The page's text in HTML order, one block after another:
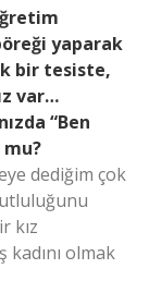
yaparak
bir tesiste,
var…
“Ben
mu?
dediğim çok
kız
olmak